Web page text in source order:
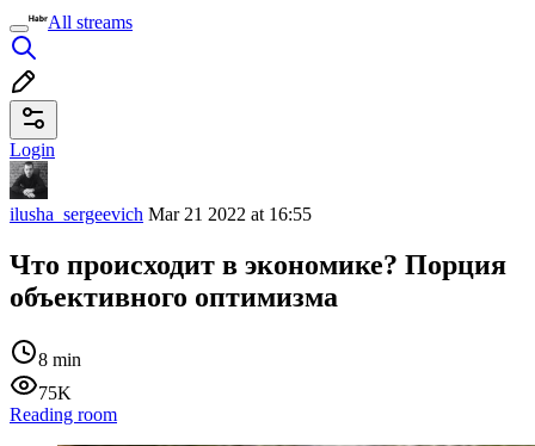
All streams
Login
ilusha_sergeevich Mar 21 2022 at 16:55
Что происходит в экономике? Порция
объективного оптимизма
8 min
75K
Reading room